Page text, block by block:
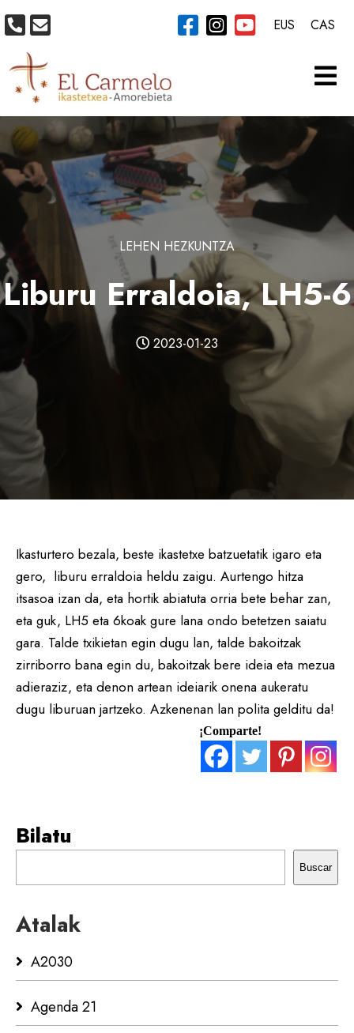
LEHEN HEZKUNTZA
Liburu Erraldoia, LH5-6
2023-01-23
Ikasturtero bezala, beste ikastetxe batzuetatik igaro eta
gero, liburu erraldoia heldu zaigu. Aurtengo hitza
itsasoa izan da, eta hortik abiatuta orria bete behar zan,
eta guk, LH5 eta 6koak gure lana ondo betetzen saiatu
gara. Talde txikietan egin dugu lan, talde bakoitzak
zirriborro bana egin du, bakoitzak bere ideia eta mezua
adieraziz, eta denon artean ideiarik onena aukeratu
dugu liburuan jartzeko. Azkenenan lan polita gelditu da!
¡Comparte!
Bilatu
Buscar
Atalak
A2030
Agenda 21
EUS CAS